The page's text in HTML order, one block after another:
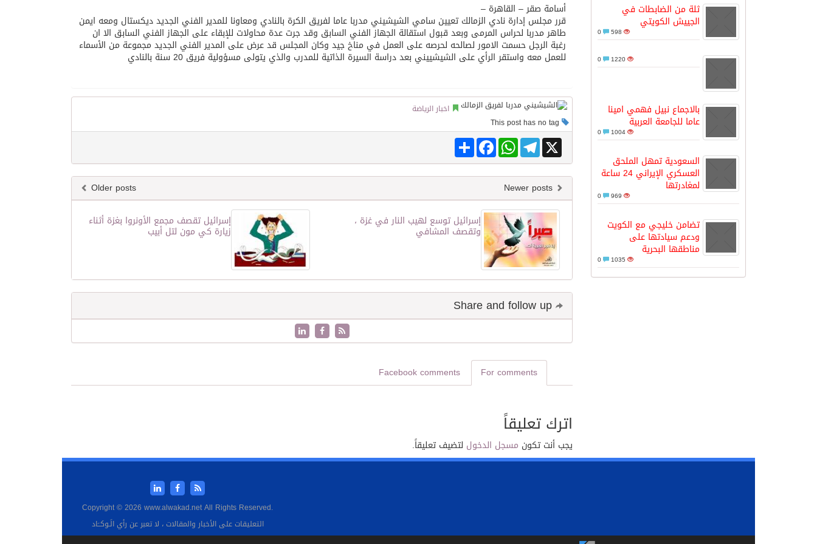
مدينة الملك سلمان للطاقة “سبارك” توقع اتفاقية تطوير مصانع جاهزة ومتخصصة في مجال الطاقة
كسوة الكعبة تعتلي البيت العتيق
“سبيس إكس” تطلق 24 قمرًا صناعيًا جديدًا إلى الفضاء
ثلة من الضابطات في
الجييش الكويتي
598
1220
بالاجماع نبيل فهمي امينا
عاما للجامعة العربية
1004
السعودية تمهل الملحق
العسكري الإيراني 24 ساعة
لمغادرتها
969
تضامن خليجي مع الكويت
ودعم سيادتها على
مناطقها البحرية
1035
أسامة صقر – القاهرة –
قرر مجلس إدارة نادي الزمالك تعيين سامي الشيشيني مدربا عاما لفريق الكرة بالنادي ومعاونا للمدير الفني الجديد ديكستال ومعه ايمن
طاهر مدربا لحراس المرمى وبعد قبول استقالة الجهاز الفني السابق وقد جرت عدة محاولات للإبقاء على الجهاز الفني السابق الا ان
رغبة الرجل حسمت الامور لصالحه لحرصه على العمل في مناخ جيد وكان المجلس قد عرض على المدير الفني الجديد مجموعة من الأسماء
للعمل معه واستقر الرأي على الشيشييني بعد دراسة السيرة الذاتية للمدرب والذي يتولى مسؤولية فريق 20 سنة بالنادي
اخبار الرياضة
Share
FacebookWhatsAppTelegram X
Older posts
إسرائيل تقصف مجمع الأونروا بغزة أثناء
زيارة كي مون لتل أبيب
إسرائيل توسع لهيب النار في غزة ،
وتقصف المشافي
For comments
Facebook comments
اترك تعليقاً
يجب أنت تكون مسجل الدخول لتضيف تعليقاً.
Copyright © 2026 www.alwakad.net All Rights Reserved.
التعليقات على الأخبار والمقالات ، لا تعبر عن رأي الَـوكــَاد